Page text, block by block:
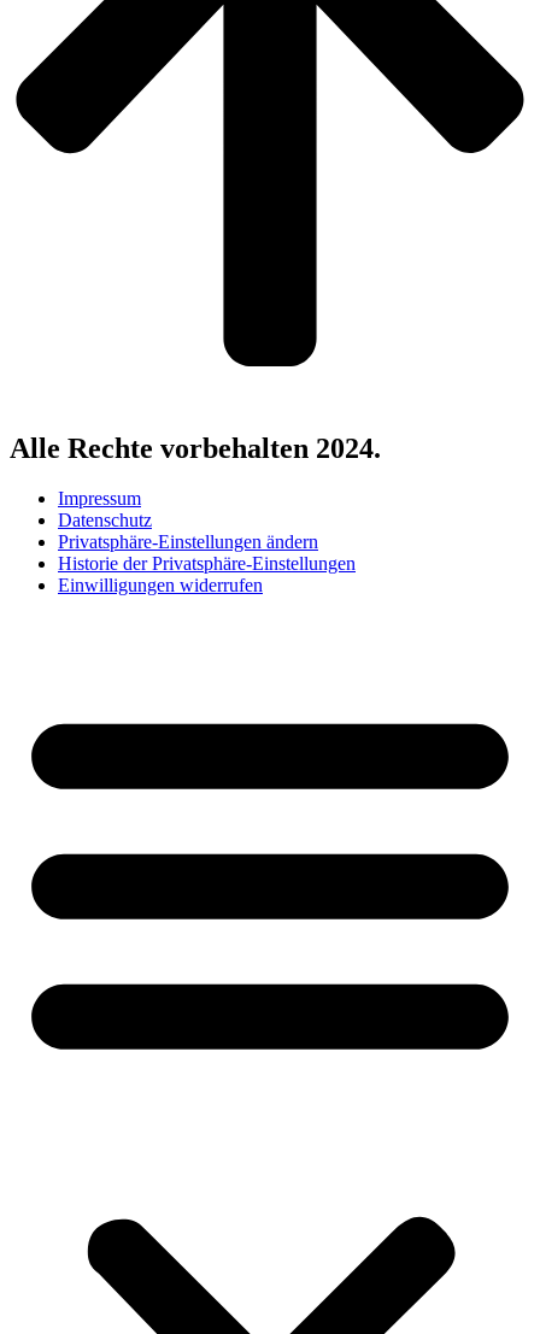
Alle Rechte vorbehalten 2024.
Impressum
Datenschutz
Privatsphäre-Einstellungen ändern
Historie der Privatsphäre-Einstellungen
Einwilligungen widerrufen